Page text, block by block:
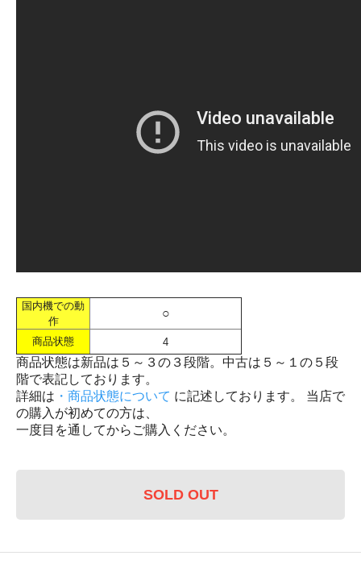
国内機での動
作
○
商品状態 4
商品状態は新品は５～３の３段階。中古は５～１の５段
階で表記しております。
詳細は ・商品状態について に記述しております。 当店で
の購入が初めての方は、
一度目を通してからご購入ください。
SOLD OUT